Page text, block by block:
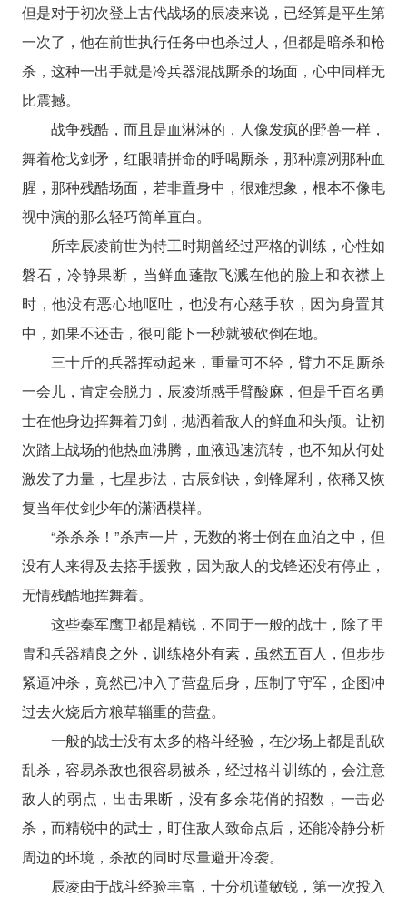
但是对于初次登上古代战场的辰凌来说，已经算是平生第
一次了，他在前世执行任务中也杀过人，但都是暗杀和枪
杀，这种一出手就是冷兵器混战厮杀的场面，心中同样无
比震撼。
战争残酷，而且是血淋淋的，人像发疯的野兽一样，
舞着枪戈剑矛，红眼睛拼命的呼喝厮杀，那种凛冽那种血
腥，那种残酷场面，若非置身中，很难想象，根本不像电
视中演的那么轻巧简单直白。
所幸辰凌前世为特工时期曾经过严格的训练，心性如
磐石，冷静果断，当鲜血蓬散飞溅在他的脸上和衣襟上
时，他没有恶心地呕吐，也没有心慈手软，因为身置其
中，如果不还击，很可能下一秒就被砍倒在地。
三十斤的兵器挥动起来，重量可不轻，臂力不足厮杀
一会儿，肯定会脱力，辰凌渐感手臂酸麻，但是千百名勇
士在他身边挥舞着刀剑，抛洒着敌人的鲜血和头颅。让初
次踏上战场的他热血沸腾，血液迅速流转，也不知从何处
激发了力量，七星步法，古辰剑诀，剑锋犀利，依稀又恢
复当年仗剑少年的潇洒模样。
“杀杀杀！”杀声一片，无数的将士倒在血泊之中，但
没有人来得及去搭手援救，因为敌人的戈锋还没有停止，
无情残酷地挥舞着。
这些秦军鹰卫都是精锐，不同于一般的战士，除了甲
胄和兵器精良之外，训练格外有素，虽然五百人，但步步
紧逼冲杀，竟然已冲入了营盘后身，压制了守军，企图冲
过去火烧后方粮草辎重的营盘。
一般的战士没有太多的格斗经验，在沙场上都是乱砍
乱杀，容易杀敌也很容易被杀，经过格斗训练的，会注意
敌人的弱点，出击果断，没有多余花俏的招数，一击必
杀，而精锐中的武士，盯住敌人致命点后，还能冷静分析
周边的环境，杀敌的同时尽量避开冷袭。
辰凌由于战斗经验丰富，十分机谨敏锐，第一次投入